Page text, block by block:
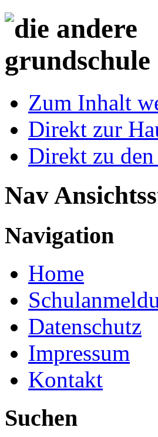
Zum Inhalt
Direkt zur
Direkt zu
Nav
Navigation
Home
Datenschutz
Impressum
Kontakt
Suchen